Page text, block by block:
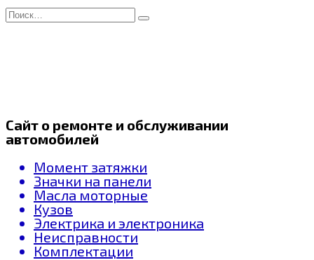
Перейти
к
Search
for:
Сайт о ремонте и обслуживании
автомобилей
Момент затяжки
Значки на панели
Масла моторные
Кузов
Электрика и электроника
Неисправности
Комплектации